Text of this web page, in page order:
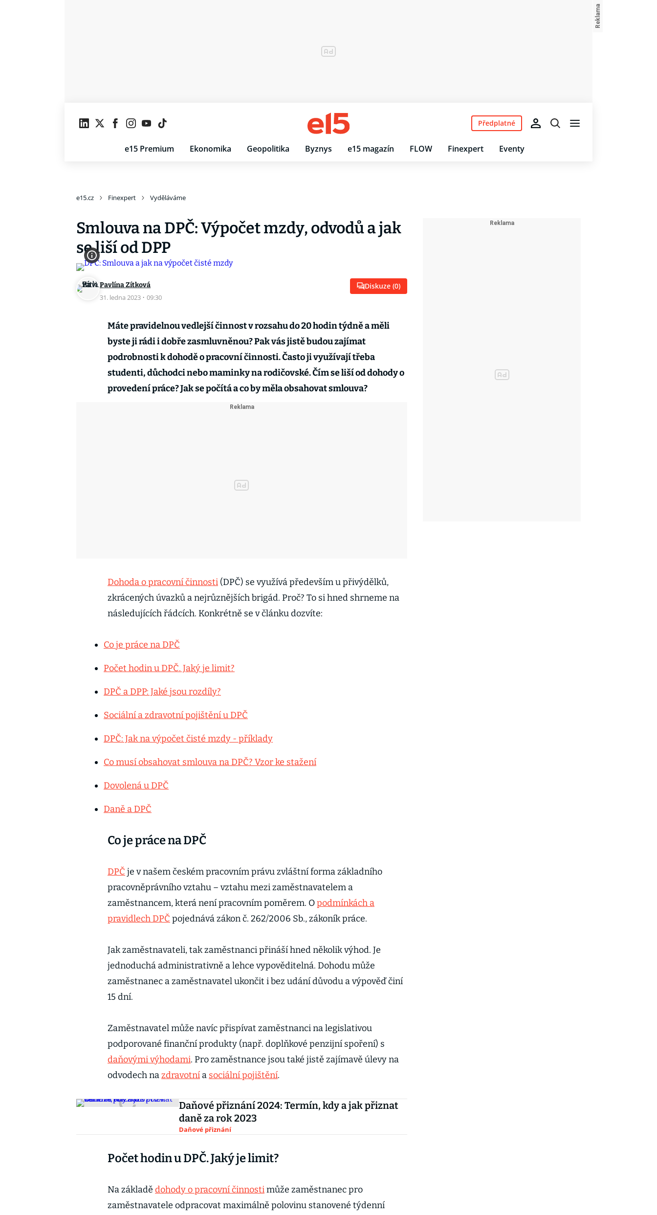
e15 Premium Ekonomika Geopolitika Byznys e15 magazín FLOW Finexpert Eventy
Předplatné
e15.cz Finexpert Vyděláváme
Smlouva na DPČ: Výpočet mzdy, odvodů a jak
se liší od DPP
Pavlína Zítková
31. ledna 2023 · 09:30
Diskuze (0)
Máte pravidelnou vedlejší činnost v rozsahu do 20 hodin týdně a měli
byste ji rádi i dobře zasmluvněnou? Pak vás jistě budou zajímat
podrobnosti k dohodě o pracovní činnosti. Často ji využívají třeba
studenti, důchodci nebo maminky na rodičovské. Čím se liší od dohody o
provedení práce? Jak se počítá a co by měla obsahovat smlouva?
Dohoda o pracovní činnosti (DPČ) se využívá především u přivýdělků,
zkrácených úvazků a nejrůznějších brigád. Proč? To si hned shrneme na
následujících řádcích. Konkrétně se v článku dozvíte:
Co je práce na DPČ
Počet hodin u DPČ. Jaký je limit?
DPČ a DPP: Jaké jsou rozdíly?
Sociální a zdravotní pojištění u DPČ
DPČ: Jak na výpočet čisté mzdy - příklady
Co musí obsahovat smlouva na DPČ? Vzor ke stažení
Dovolená u DPČ
Daně a DPČ
Co je práce na DPČ
DPČ je v našem českém pracovním právu zvláštní forma základního
pracovněprávního vztahu – vztahu mezi zaměstnavatelem a
zaměstnancem, která není pracovním poměrem. Opodmínkách a
pravidlech DPČ pojednává zákon č. 262/2006 Sb., zákoník práce.
Jak zaměstnavateli, tak zaměstnanci přináší hned několik výhod. Je
jednoduchá administrativně a lehce vypověditelná. Dohodu může
zaměstnanec a zaměstnavatel ukončit i bez udání důvodu a výpověď činí
15 dní.
Zaměstnavatel může navíc přispívat zaměstnanci na legislativou
podporované finanční produkty (např. doplňkové penzijní spoření) s
daňovými výhodami. Pro zaměstnance jsou také jistě zajímavě úlevy na
odvodech nazdravotní a sociální pojištění.
Daňové přiznání 2024: Termín, kdy a jak přiznat
daně za rok 2023
Daňové přiznání
Počet hodin u DPČ. Jaký je limit?
Na základě dohody o pracovní činnostimůže zaměstnanec pro
zaměstnavatele odpracovat maximálně polovinu stanovené týdenní